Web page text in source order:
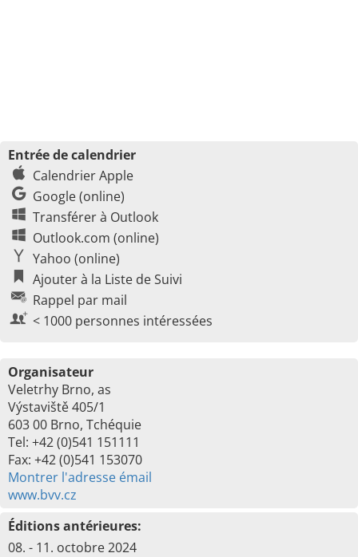
Entrée de calendrier
Calendrier Apple
Google (online)
Transférer à Outlook
Outlook.com (online)
Yahoo (online)
Ajouter à la Liste de Suivi
Rappel par mail
< 1000 personnes intéressées
Organisateur
Veletrhy Brno, as
Výstaviště 405/1
603 00 Brno, Tchéquie
Tel: +42 (0)541 151111
Fax: +42 (0)541 153070
Montrer l'adresse émail
www.bvv.cz
Éditions antérieures:
08. - 11. octobre 2024